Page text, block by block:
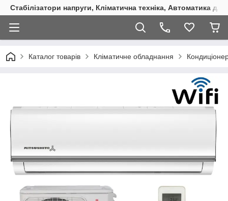
Стабілізатори напруги, Кліматична техніка, Автоматика
Каталог товарів Кліматичне обладнання